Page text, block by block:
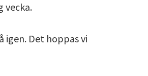
vecka.
igen. Det hoppas vi